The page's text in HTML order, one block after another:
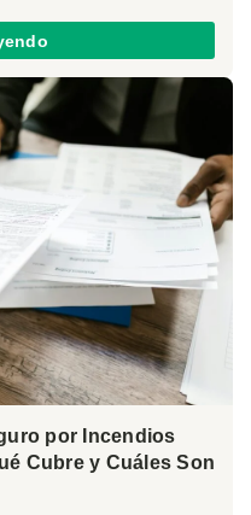
por Incendios
Cubre y Cuáles Son